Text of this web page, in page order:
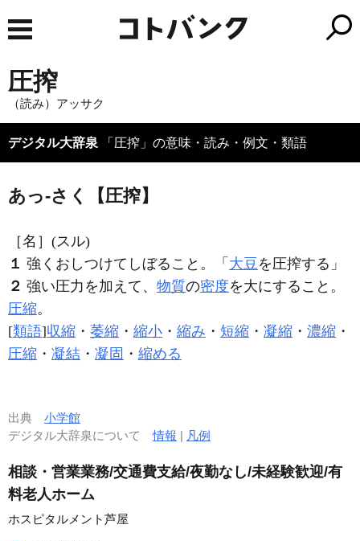
圧搾
（読み）アッサク
デジタル大辞泉 「圧搾」の意味・読み・例文・類語
あっ‐さく【圧搾】
［名］ (スル)
１ 強くおしつけてしぼること。「 大豆を圧搾する」
２ 強い圧力を加えて、 物質の密度を大にすること。
圧縮。
[類語]収縮 ・ 萎縮 ・ 縮小 ・ 縮み ・ 短縮 ・ 凝縮 ・ 濃縮 ・
圧縮 ・ 凝結 ・ 凝固 ・ 縮める
出典 小学館
デジタル大辞泉について情報 | 凡例
相談・営業業務/交通費支給/夜勤なし/未経験歓迎/有
料老人ホーム
ホスピタルメント芦屋